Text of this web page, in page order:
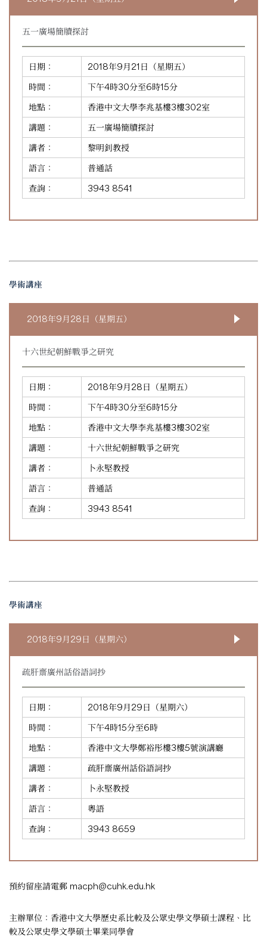
五一廣場簡牘探討
日期：
2018年9月21日（星期五）
時間：
下午4時30分至6時15分
地點：
香港中文大學李兆基樓3樓302室
講題：
五一廣場簡牘探討
講者：
黎明釗教授
語言：
普通話
查詢：
3943 8541
學術講座
2018年9月28日（星期五）
十六世紀朝鮮戰爭之研究
日期：
2018年9月28日（星期五）
時間：
下午4時30分至6時15分
地點：
香港中文大學李兆基樓3樓302室
講題：
十六世紀朝鮮戰爭之研究
講者：
卜永堅教授
語言：
普通話
查詢：
3943 8541
學術講座
2018年9月29日（星期六）
疏肝齋廣州話俗語詞抄
日期：
2018年9月29日（星期六）
時間：
下午4時15分至6時
地點：
香港中文大學鄭裕彤樓3樓5號演講廳
講題：
疏肝齋廣州話俗語詞抄
講者：
卜永堅教授
語言：
粵語
查詢：
3943 8659
預約留座請電郵 macph@cuhk.edu.hk
主辦單位：香港中文大學歷史系比較及公眾史學文學碩士課程、比
較及公眾史學文學碩士畢業同學會